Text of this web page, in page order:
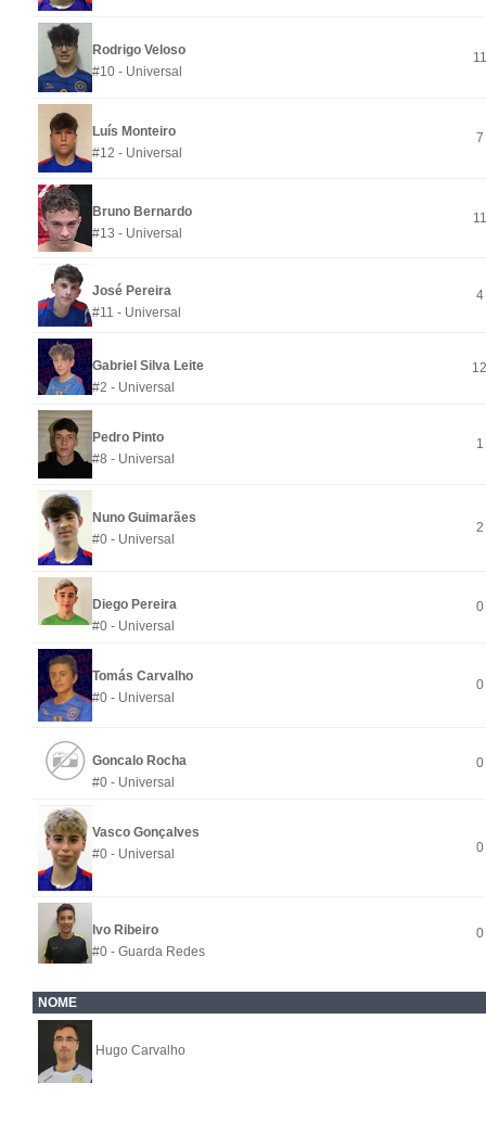
Rodrigo Veloso
#10 - Universal
11
Luís Monteiro
#12 - Universal
7
Bruno Bernardo
#13 - Universal
11
José Pereira
#11 - Universal
4
Gabriel Silva Leite
#2 - Universal
12
Pedro Pinto
#8 - Universal
1
Nuno Guimarães
#0 - Universal
2
Diego Pereira
#0 - Universal
0
Tomás Carvalho
#0 - Universal
0
Goncalo Rocha
#0 - Universal
0
Vasco Gonçalves
#0 - Universal
0
Ivo Ribeiro
#0 - Guarda Redes
0
NOME
Hugo Carvalho